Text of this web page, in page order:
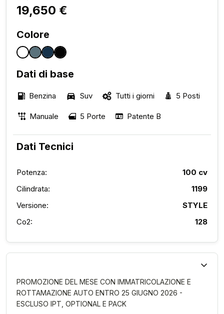
19,650 €
Colore
Dati di base
Benzina Suv Tutti i giorni 5 Posti
Manuale 5 Porte Patente B
Dati Tecnici
Potenza:
100 cv
Cilindrata:
1199
Versione:
STYLE
Co2:
128
PROMOZIONE DEL MESE CON IMMATRICOLAZIONE E
ROTTAMAZIONE AUTO ENTRO 25 GIUGNO 2026 -
ESCLUSO IPT, OPTIONAL E PACK